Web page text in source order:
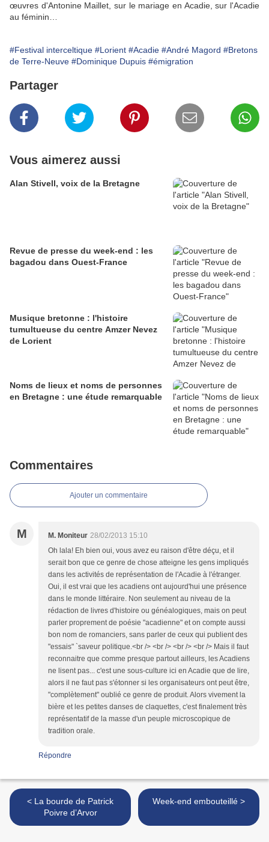
œuvres d'Antonine Maillet, sur le mariage en Acadie, sur l'Acadie
au féminin…
#Festival interceltique #Lorient #Acadie #André Magord #Bretons
de Terre-Neuve #Dominique Dupuis #émigration
Partager
Vous aimerez aussi
Alan Stivell, voix de la Bretagne
Revue de presse du week-end : les
bagadou dans Ouest-France
Musique bretonne : l'histoire
tumultueuse du centre Amzer Nevez
de Lorient
Noms de lieux et noms de personnes
en Bretagne : une étude remarquable
Commentaires
Ajouter un commentaire
M M. Moniteur 28/02/2013 15:10
Oh lala! Eh bien oui, vous avez eu raison d'être déçu, et il
serait bon que ce genre de chose atteigne les gens impliqués
dans les activités de représentation de l'Acadie à l'étranger.
Oui, il est vrai que les acadiens ont aujourd'hui une présence
dans le monde littéraire. Non seulement au niveau de la
rédaction de livres d'histoire ou généalogiques, mais on peut
parler proprement de poésie "acadienne" et on compte aussi
bon nom de romanciers, sans parler de ceux qui publient des
"essais" `saveur politique.<br /> <br /> <br /> <br /> Mais il faut
reconnaitre que comme presque partout ailleurs, les Acadiens
ne lisent pas... c'est une sous-culture ici en Acadie que de lire,
alors il ne faut pas s'étonner si les organisateurs ont peut être,
"complètement" oublié ce genre de produit. Alors vivement la
bière et les petites danses de claquettes, c'est finalement très
représentatif de la masse d'un peuple microscopique de
tradition orale.
Répondre
< La bourde de Patrick
Poivre d’Arvor
Week-end embouteillé >